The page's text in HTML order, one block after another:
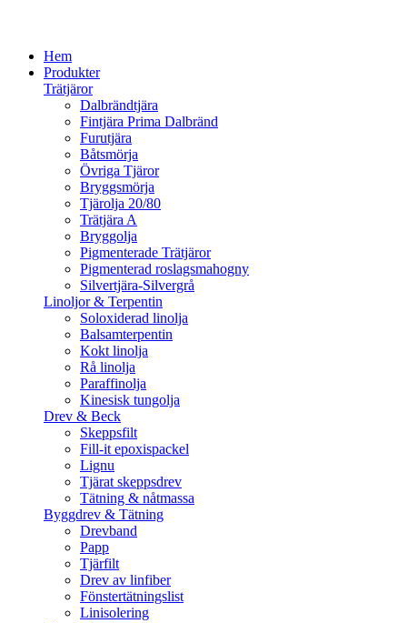
Hem
Produkter
Trätjäror
Dalbrändtjära
Fintjära Prima Dalbränd
Furutjära
Båtsmörja
Övriga Tjäror
Bryggsmörja
Tjärolja 20/80
Trätjära A
Bryggolja
Pigmenterade Trätjäror
Pigmenterad roslagsmahogny
Silvertjära-Silvergrå
Linoljor & Terpentin
Soloxiderad linolja
Balsamterpentin
Kokt linolja
Rå linolja
Paraffinolja
Kinesisk tungolja
Drev & Beck
Skeppsfilt
Fill-it epoxispackel
Lignu
Tjärat skeppsdrev
Tätning & nåtmassa
Byggdrev & Tätning
Drevband
Papp
Tjärfilt
Drev av linfiber
Fönstertätningslist
Linisolering